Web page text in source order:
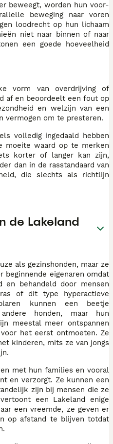
beweegt, worden hun voor-
beweging naar voren
loodrecht op hun lichaam
niet naar binnen of naar
een goede hoeveelheid
vorm van overdrijving of
af en beoordeelt een fout op
en welzijn van een
vermogen om te presteren.
volledig ingedaald hebben
moeite waard op te merken
korter of langer kan zijn,
dan in de rasstandaard van
die slechts als richtlijn
de Lakeland
als gezinshonden, maar ze
beginnende eigenaren omdat
en behandeld door mensen
of dit type hyperactieve
kunnen een beetje
honden, maar hun
meestal meer ontspannen
het eerst ontmoeten. Ze
kinderen, mits ze van jongs
met hun families en vooral
en verzorgt. Ze kunnen een
zijn bij mensen die ze
een Lakeland enige
een vreemde, ze geven er
op afstand te blijven totdat